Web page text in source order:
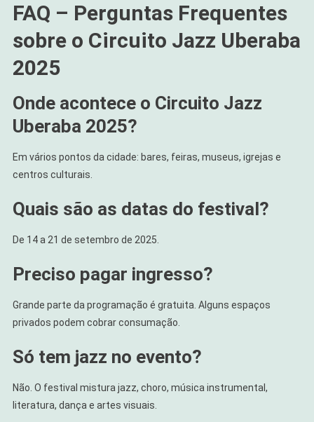
FAQ – Perguntas Frequentes
sobre o Circuito Jazz Uberaba
2025
Onde acontece o Circuito Jazz
Uberaba 2025?
Em vários pontos da cidade: bares, feiras, museus, igrejas e
centros culturais.
Quais são as datas do festival?
De 14 a 21 de setembro de 2025.
Preciso pagar ingresso?
Grande parte da programação é gratuita. Alguns espaços
privados podem cobrar consumação.
Só tem jazz no evento?
Não. O festival mistura jazz, choro, música instrumental,
literatura, dança e artes visuais.